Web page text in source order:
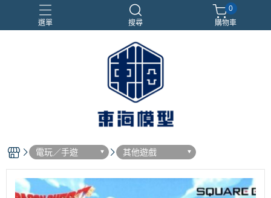
選單 搜尋
合金車
閃電霹靂車
電子雞/塔麻可吉/塔麻歌子
0
購物車
電玩／手遊 其他遊戲